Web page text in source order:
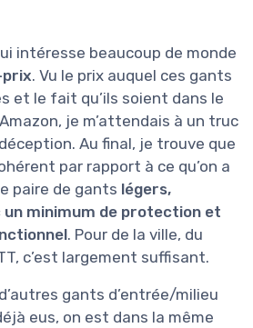
intéresse beaucoup de monde
. Vu le prix auquel ces gants
et le fait qu’ils soient dans le
je m’attendais à un truc
Au final, je trouve que
par rapport à ce qu’on a
paire de gants légers,
minimum de protection et
. Pour de la ville, du
c’est largement suffisant.
gants d’entrée/milieu
eus, on est dans la même